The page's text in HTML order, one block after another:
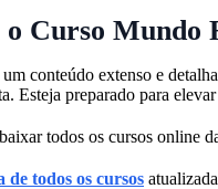
Curso Mundo
um conteúdo extenso e
Esteja preparado para
todos os cursos online
de todos os cursos